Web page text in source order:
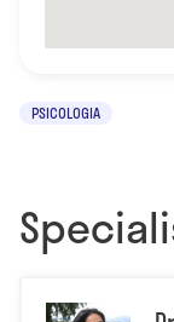
PSICOLOGIA